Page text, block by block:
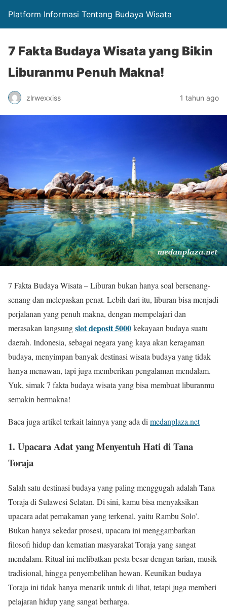
Platform Informasi Tentang Budaya Wisata
7 Fakta Budaya Wisata yang Bikin
Liburanmu Penuh Makna!
zlrwexxiss 1 tahun ago
7 Fakta Budaya Wisata – Liburan bukan hanya soal bersenang-
senang dan melepaskan penat. Lebih dari itu, liburan bisa menjadi
perjalanan yang penuh makna, dengan mempelajari dan
merasakan langsungslot deposit 5000kekayaan budaya suatu
daerah. Indonesia, sebagai negara yang kaya akan keragaman
budaya, menyimpan banyak destinasi wisata budaya yang tidak
hanya menawan, tapi juga memberikan pengalaman mendalam.
Yuk, simak 7 fakta budaya wisata yang bisa membuat liburanmu
semakin bermakna!
Baca juga artikel terkait lainnya yang ada di medanplaza.net
1. Upacara Adat yang Menyentuh Hati di Tana
Toraja
Salah satu destinasi budaya yang paling menggugah adalah Tana
Toraja di Sulawesi Selatan. Di sini, kamu bisa menyaksikan
upacara adat pemakaman yang terkenal, yaitu Rambu Solo’.
Bukan hanya sekedar prosesi, upacara ini menggambarkan
filosofi hidup dan kematian masyarakat Toraja yang sangat
mendalam. Ritual ini melibatkan pesta besar dengan tarian, musik
tradisional, hingga penyembelihan hewan. Keunikan budaya
Toraja ini tidak hanya menarik untuk di lihat, tetapi juga memberi
pelajaran hidup yang sangat berharga.